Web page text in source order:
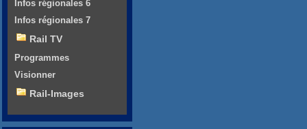
Infos régionales 6
Infos régionales 7
Rail TV
Programmes
Visionner
Rail-Images